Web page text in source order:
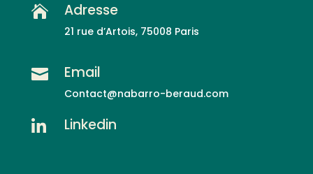
 Adresse
21 rue d’Artois, 75008 Paris
 Email
Contact@nabarro-beraud.com
 Linkedin